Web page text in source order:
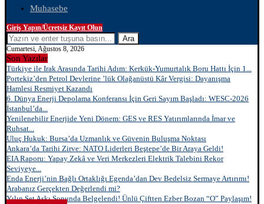
Muhasebe
Giriş Yapın/Ücretsiz Kayıt Olun
Ara
Cumartesi, Ağustos 8, 2026
Son Yazılar
Türkiye ile Irak Arasında Tarihi Adım: Kerkük-Yumurtalık Boru Hattı İçin 1...
Portekiz’den Petrol Devlerine ’lük Olağanüstü Kâr Vergisi: Dayanışma
Hamlesi Resmiyet Kazandı
6. Dünya Enerji Depolama Konferansı İçin Geri Sayım Başladı: WESC-2026
İstanbul’da...
Yenilenebilir Enerjide Yeni Dönem: GES ve RES Yatırımlarında İmar ve
Ruhsat...
Uluç Hukuk: Bursa’da Uzmanlık ve Güvenin Buluşma Noktası
Ankara’da Tarihi Zirve: NATO Liderleri Beştepe’de Bir Araya Geldi!
EIA Raporu: Yapay Zekâ ve Veri Merkezleri Elektrik Talebini Rekor
Seviyeye...
Enda Enerji’nin Bağlı Ortaklığı Egenda’dan Dev Bedelsiz Sermaye Artırımı!
Arabanız Gerçekten Değerlendi mi?
Yılın Set Aşkı Sonunda Belgelendi! Ünlü Çiftten Ezber Bozan “O” Paylaşım!